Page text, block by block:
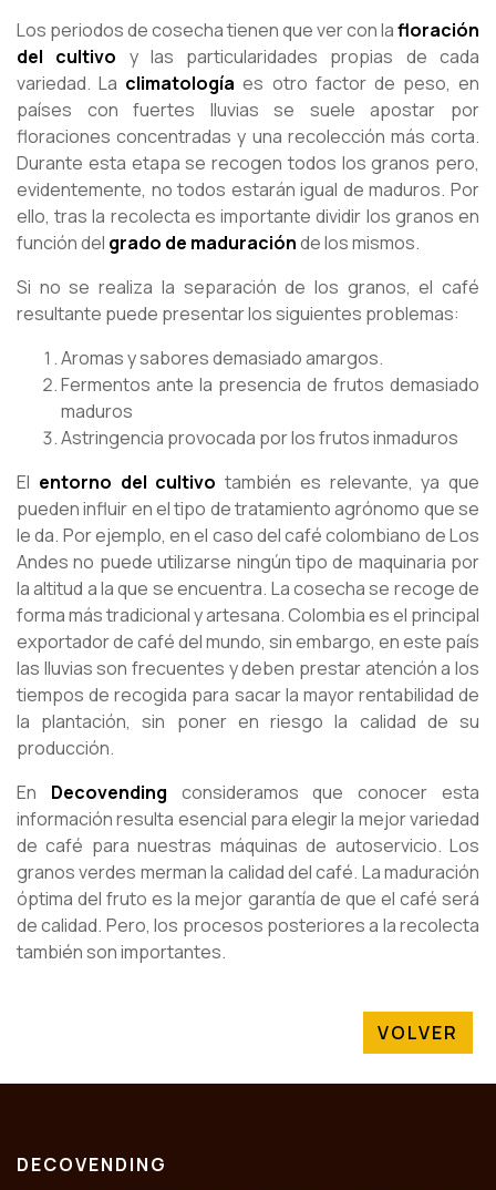
Los periodos de cosecha tienen que ver con lafloración
del cultivo y las particularidades propias de cada
variedad. La climatología es otro factor de peso, en
países con fuertes lluvias se suele apostar por
floraciones concentradas y una recolección más corta.
Durante esta etapa se recogen todos los granos pero,
evidentemente, no todos estarán igual de maduros. Por
ello, tras la recolecta es importante dividir los granos en
función del grado de maduraciónde los mismos.
Si no se realiza la separación de los granos, el café
resultante puede presentar los siguientes problemas:
Aromas y sabores demasiado amargos.
Fermentos ante la presencia de frutos demasiado
maduros
Astringencia provocada por los frutos inmaduros
El entorno del cultivo también es relevante, ya que
pueden influir en el tipo de tratamiento agrónomo que se
le da. Por ejemplo, en el caso del café colombiano de Los
Andes no puede utilizarse ningún tipo de maquinaria por
la altitud a la que se encuentra. La cosecha se recoge de
forma más tradicional y artesana. Colombia es el principal
exportador de café del mundo, sin embargo, en este país
las lluvias son frecuentes y deben prestar atención a los
tiempos de recogida para sacar la mayor rentabilidad de
la plantación, sin poner en riesgo la calidad de su
producción.
En Decovending consideramos que conocer esta
información resulta esencial para elegir la mejor variedad
de café para nuestras máquinas de autoservicio. Los
granos verdes merman la calidad del café. La maduración
óptima del fruto es la mejor garantía de que el café será
de calidad. Pero, los procesos posteriores a la recolecta
también son importantes.
VOLVER
DECOVENDING